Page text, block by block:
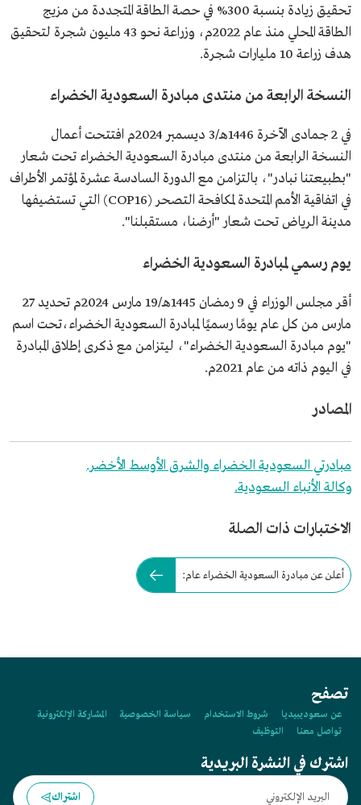
تحقيق زيادة بنسبة 300% في حصة الطاقة المتجددة من مزيج
الطاقة المحلي منذ عام 2022م، وزراعة نحو 43 مليون شجرة لتحقيق
هدف زراعة 10 مليارات شجرة.
النسخة الرابعة من منتدى مبادرة السعودية الخضراء
في 2 جمادى الآخرة 1446هـ/3 ديسمبر 2024م افتتحت أعمال
النسخة الرابعة من منتدى مبادرة السعودية الخضراء تحت شعار
"بطبيعتنا نبادر"، بالتزامن مع الدورة السادسة عشرة لمؤتمر الأطراف
في اتفاقية الأمم المتحدة لمكافحة التصحر (COP16) التي تستضيفها
مدينة الرياض تحت شعار "أرضنا، مستقبلنا".
يوم رسمي لمبادرة السعودية الخضراء
أقر مجلس الوزراء في 9 رمضان 1445هـ/19 مارس 2024م تحديد 27
مارس من كل عام يومًا رسميًا لمبادرة السعودية الخضراء،تحت اسم
"يوم مبادرة السعودية الخضراء"، ليتزامن مع ذكرى إطلاق المبادرة
في اليوم ذاته من عام 2021م.
المصادر
مبادرتي السعودية الخضراء والشرق الأوسط الأخضر.
وكالة الأنباء السعودية.
الاختبارات ذات الصلة
أعلن عن مبادرة السعودية الخضراء عام:
تصفح
عن سعوديبيديا شروط الاستخدام سياسة الخصوصية
المشاركة الإلكترونية
تواصل معنا
التوظيف
اشترك في النشرة البريدية
اشتراك